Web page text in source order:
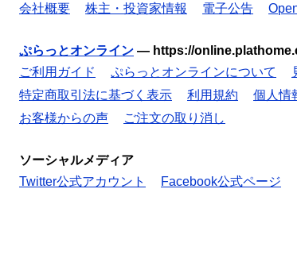
会社概要
株主・投資家情報 電子公告
ぷらっとオンライン — https://
ご利用ガイド
ぷらっとオンラインについて
特定商取引法に基づく表示
利用規約 個人情
お客様からの声
ご注文の取り消し
ソーシャルメディア
Twitter公式アカウント
Facebook公式ページ